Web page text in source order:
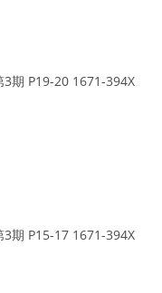
3期 P19-20 1671-394X
3期 P15-17 1671-394X